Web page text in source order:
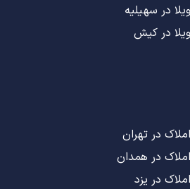
در سهیلیه
در کیش
در تهران
در همدان
در یزد